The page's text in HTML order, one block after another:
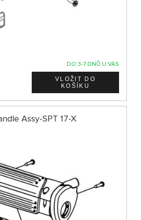
DO 3-7 DNŮ U VÁS
Assy-SPT 17-X